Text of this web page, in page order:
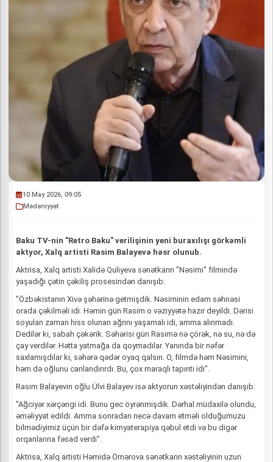
10 May 2026, 09:05
Mədəniyyət
Baku TV-nin "Retro Baku" verilişinin yeni buraxılışı görkəmli
aktyor, Xalq artisti Rasim Balayevə həsr olunub.
Aktrisa, Xalq artisti Xalidə Quliyeva sənətkarın "Nəsimi" filmində
yaşadığı çətin çəkiliş prosesindən danışıb:
"Özbəkistanın Xivə şəhərinə getmişdik. Nəsiminin edam səhnəsi
orada çəkilməli idi. Həmin gün Rasim o vəziyyətə hazır deyildi. Dərisi
soyulan zaman hiss olunan ağrını yaşamalı idi, amma alınmadı.
Dedilər ki, sabah çəkərik. Səhərisi gün Rasimə nə çörək, nə su, nə də
çay verdilər. Hətta yatmağa da qoymadılar. Yanında bir nəfər
saxlamışdılar ki, səhərə qədər oyaq qalsın. O, filmdə həm Nəsimini,
həm də oğlunu canlandırırdı. Bu, çox maraqlı tapıntı idi".
Rasim Balayevin oğlu Ülvi Balayev isə aktyorun xəstəliyindən danışıb:
"Ağciyər xərçəngi idi. Bunu gec öyrənmişdik. Dərhal müdaxilə olundu,
əməliyyat edildi. Amma sonradan necə davam etməli olduğumuzu
bilmədiyimiz üçün bir dəfə kimyaterapiya qəbul etdi və bu digər
orqanlarına fəsad verdi".
Aktrisa, Xalq artisti Həmidə Ömərova sənətkarın xəstəliyinin uzun